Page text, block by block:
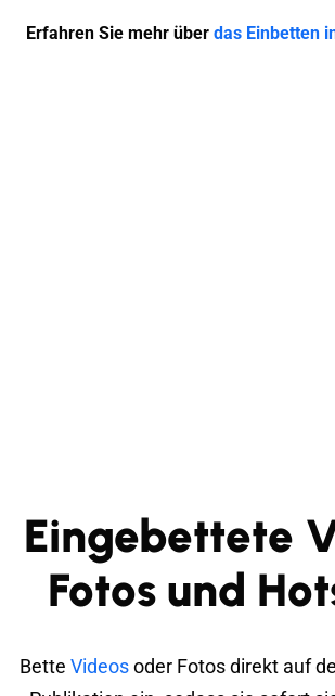
Erfahren Sie mehr über das Einbetten
Eingebettete
Fotos und
Bette Videosoder Fotos direkt auf